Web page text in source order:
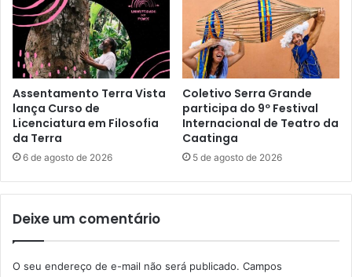
Assentamento Terra Vista
lança Curso de
Licenciatura em Filosofia
da Terra
6 de agosto de 2026
Coletivo Serra Grande
participa do 9º Festival
Internacional de Teatro da
Caatinga
5 de agosto de 2026
Deixe um comentário
O seu endereço de e-mail não será publicado. Campos